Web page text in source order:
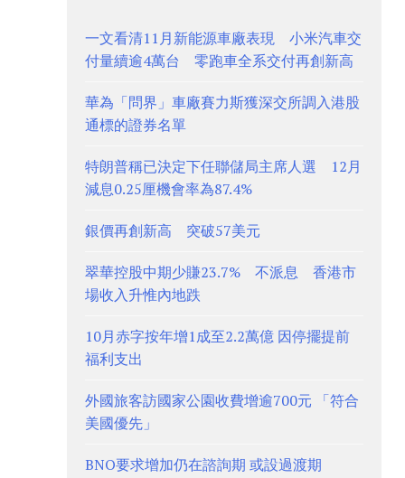
一文看清11月新能源車廠表現 小米汽車交
付量續逾4萬台 零跑車全系交付再創新高
華為「問界」車廠賽力斯獲深交所調入港股
通標的證券名單
特朗普稱已決定下任聯儲局主席人選 12月
減息0.25厘機會率為87.4%
銀價再創新高 突破57美元
翠華控股中期少賺23.7% 不派息 香港市
場收入升惟內地跌
10月赤字按年增1成至2.2萬億 因停擺提前
福利支出
外國旅客訪國家公園收費增逾700元 「符合
美國優先」
BNO要求增加仍在諮詢期 或設過渡期